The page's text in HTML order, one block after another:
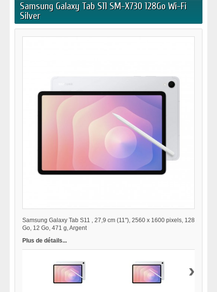
Samsung Galaxy Tab S11 SM-X730 128Go Wi-Fi
Silver
Samsung Galaxy Tab S11 , 27,9 cm (11"), 2560 x 1600 pixels, 128
Go, 12 Go, 471 g, Argent
Plus de détails...
›